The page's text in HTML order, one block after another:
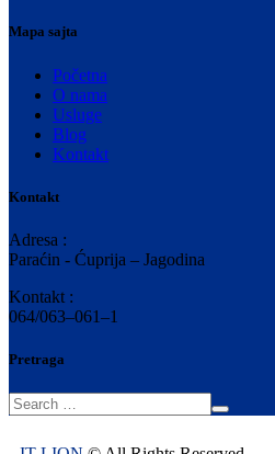
Mapa sajta
Početna
O nama
Usluge
Blog
Kontakt
Kontakt
Adresa :
Paraćin - Ćuprija – Jagodina
Kontakt :
064/063–061–1
Pretraga